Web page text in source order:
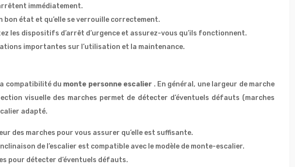
immédiatement.
état et qu’elle se verrouille correctement.
les dispositifs d’arrêt d’urgence et assurez-vous qu’ils fonctionnent.
importantes sur l’utilisation et la maintenance.
compatibilité du monte personne escalier . En général, une largeur de marche
visuelle des marches permet de détecter d’éventuels défauts (marches
adapté.
des marches pour vous assurer qu’elle est suffisante.
de l’escalier est compatible avec le modèle de monte-escalier.
pour détecter d’éventuels défauts.